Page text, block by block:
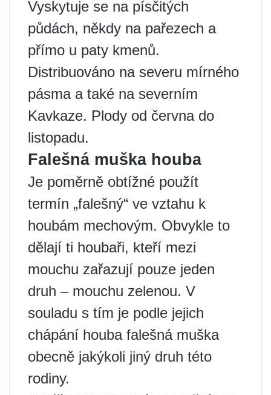
Vyskytuje se na písčitých
půdách, někdy na pařezech a
přímo u paty kmenů.
Distribuováno na severu mírného
pásma a také na severním
Kavkaze. Plody od června do
listopadu.
Falešná muška houba
Je poměrně obtížné použít
termín „falešný“ ve vztahu k
houbám mechovým. Obvykle to
dělají ti houbaři, kteří mezi
mouchu zařazují pouze jeden
druh – mouchu zelenou. V
souladu s tím je podle jejich
chápání houba falešná muška
obecně jakýkoli jiný druh této
rodiny.